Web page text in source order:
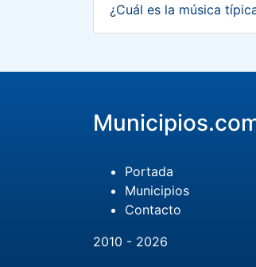
¿Cuál es la música
Portada
Municipios
Contacto
2010 - 2026